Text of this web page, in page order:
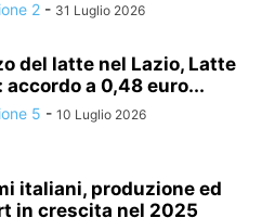
2 - 31 Luglio 2026
del latte nel Lazio, Latte
accordo a 0,48 euro...
5 - 10 Luglio 2026
italiani, produzione ed
in crescita nel 2025